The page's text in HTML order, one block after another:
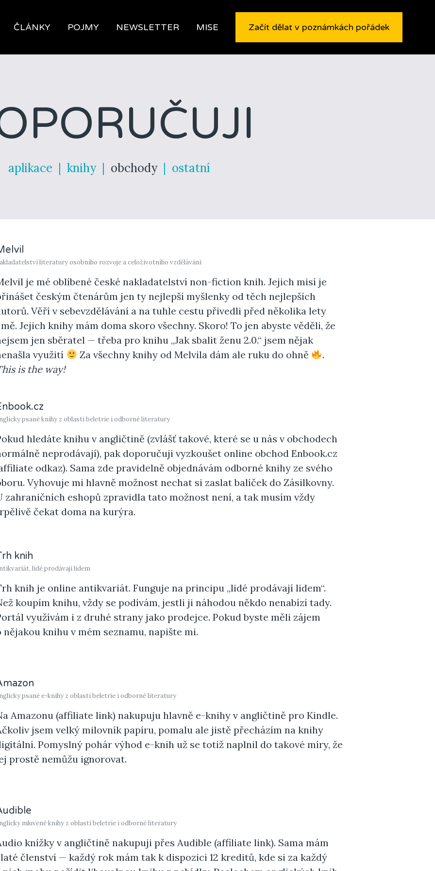
ČLÁNKY POJMY NEWSLETTER MISE Začít dělat v poznámkách pořádek
aplikace | knihy | obchody | ostatní
literatury osobního rozvoje a celoživotního vzdělávání
je mé oblíbené české nakladatelství non-fiction knih. Jejich misí je
českým čtenárům jen ty nejlepší myšlenky od těch nejlepších
Věří v sebevzdělávání a na tuhle cestu přivedli před několika lety
Jejich knihy mám doma skoro všechny. Skoro! To jen abyste věděli, že
jen sběratel — třeba pro knihu „Jak sbalit ženu 2.0.“ jsem nějak
využití
Za všechny knihy od Melvila dám ale ruku do ohně
.
is the way!
psané knihy z oblasti beletrie i odborné literatury
hledáte knihu v angličtině (zvlášť takové, které se u nás v obchodech
neprodávají), pak doporučuji vyzkoušet online obchodEnbook.cz
odkaz). Sama zde pravidelně objednávám odborné knihy ze svého
Vyhovuje mi hlavně možnost nechat si zaslat balíček do Zásilkovny.
zahraničních eshopů zpravidla tato možnost není, a tak musím vždy
čekat doma na kurýra.
knih
lidé prodávají lidem
knih je online antikvariát. Funguje na principu „lidé prodávají lidem“.
koupím knihu, vždy se podívám, jestli ji náhodou někdo nenabízí tady.
využívám i z druhé strany jako prodejce. Pokud byste měli zájem
nějakou knihu vmém seznamu,napište mi.
psané e-knihy z oblasti beletrie i odborné literatury
Amazonu (affiliate link) nakupuju hlavně e-knihy v angličtině pro Kindle.
jsem velký milovník papíru, pomalu ale jistě přecházím na knihy
Pomyslný pohár výhod e-knih už se totiž naplnil do takové míry, že
prostě nemůžu ignorovat.
mluvené knihy z oblasti beletrie i odborné literatury
knížky v angličtině nakupuji přes Audible (affiliate link). Sama mám
členství — každý rok mám tak k dispozici 12 kreditů, kde si za každý